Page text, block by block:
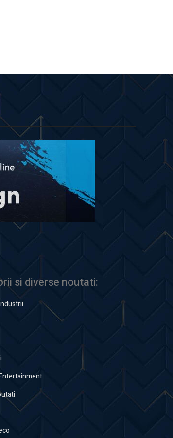
si diverse noutati: